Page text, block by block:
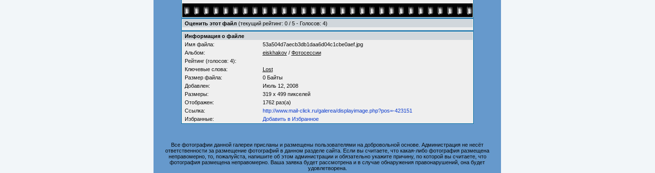
Оценить этот файл (текущий рейтинг: 0 / 5 - Голосов: 4)
Информация о файле
Имя файла:
53a504d7aecb3db1daa6d04c1cbe0aef.jpg
Альбом:
eiskhakov/ Фотосессии
Рейтинг (голосов: 4):
Ключевые слова:
Lost
Размер файла:
0 Байты
Добавлен:
Июль 12, 2008
Размеры:
319 x 499 пикселей
Отображен:
1762 раз(а)
Ссылка:
http://www.mail-click.ru/galerea/displayimage.php?pos=-423151
Избранные:
Добавить в Избранное
Все фотографии данной галереи присланы и размещены пользователями на добровольной основе. Администрация не несёт
ответственности за размещение фотографий в данном разделе сайта. Если вы считаете, что какая-либо фотография размещена
неправомерно, то, пожалуйста, напишите об этом администрации и обязательно укажите причину, по которой вы считаете, что
фотография размещена неправомерно. Ваша заявка будет рассмотрена и в случае обнаружения правонарушений, она будет
удовлетворена.